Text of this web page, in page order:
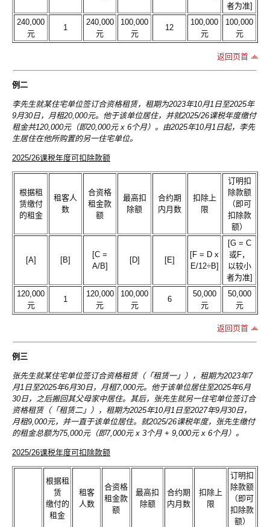
者为准]
240,000
元
1
240,000
元
100,000
元
12
100,000
元
100,000
元
返回页首
例二
李先生就某住宅单位签订合资格租赁，租期为2023年10月1日至2025年
9月30日，月租20,000元。他于该单位居住，并就2025/26课税年度缴付
租金共120,000元（即20,000元 x 6个月）。由2025年10月1日起，李先
生居住在他所购置的另一住宅单位。
2025/26课税年度可扣除款额
根据租
赁缴付
的租金
租客人
数
合资格
租金款
额
最高扣
除额
合约期
内月数
扣除上
限
订明扣
除款额
（即可
扣除款
额）
[A] [B]
[C =
A/B]
[D] [E]
[F = D x
E/12÷B]
[G = C
或F，
以较小
者为准]
120,000
元
1
120,000
元
100,000
元
6
50,000
元
50,000
元
返回页首
例三
张先生就某住宅单位签订合资格租赁（「租赁一」），租期为2023年7
月1日至2025年6月30日，月租7,000元。他于该单位居住至2025年6月
30日，之后搬回其父母家中居住。其后，张先生就另一住宅单位签订合
资格租赁（「租赁二」），租期为2025年10月1日至2027年9月30日，
月租9,000元，并一直于该单位居住。就2025/26课税年度，张先生缴付
的租金总额为75,000元（即7,000元 x 3个月 + 9,000元 x 6个月）。
2025/26课税年度可扣除款额
根据租
赁
缴付的
租金
租客
人数
合资格
租金款
额
最高扣
除额
合约期
内月数
扣除上
限
订明扣
除款额
（即可
扣除款
额）